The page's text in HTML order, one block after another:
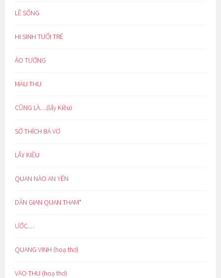
LẼ SỐNG
HI SINH TUỔI TRẺ
ẢO TƯỞNG
MÀU THU
CŨNG LÀ…(lẩy Kiều)
SỞ THÍCH BÁ VƠ
LẨY KIỀU
QUAN NÀO AN YÊN
DÂN GIAN QUAN THAM*
ƯỚC…
QUANG VINH (hoạ thơ)
VÀO THU (hoạ thơ)